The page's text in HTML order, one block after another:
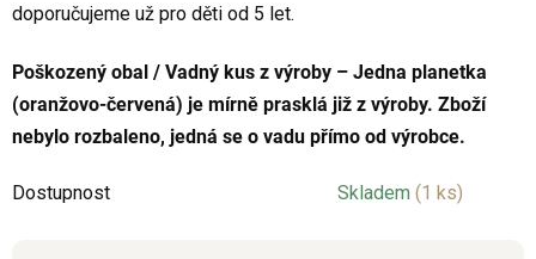
doporučujeme už pro děti od 5 let.
Poškozený obal / Vadný kus z výroby – Jedna planetka
(oranžovo-červená) je mírně prasklá již z výroby. Zboží
nebylo rozbaleno, jedná se o vadu přímo od výrobce.
Dostupnost Skladem (1 ks)